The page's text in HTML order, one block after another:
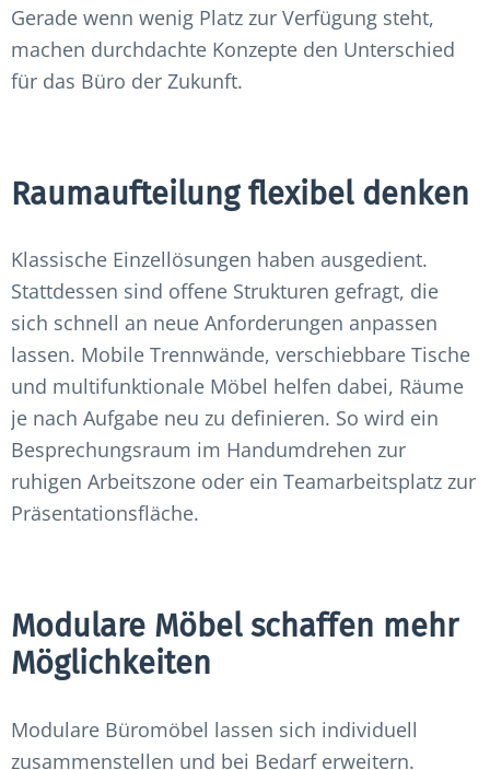
Gerade wenn wenig Platz zur Verfügung steht,
machen durchdachte Konzepte den Unterschied
für das Büro der Zukunft.
Raumaufteilung flexibel denken
Klassische Einzellösungen haben ausgedient.
Stattdessen sind offene Strukturen gefragt, die
sich schnell an neue Anforderungen anpassen
lassen. Mobile Trennwände, verschiebbare Tische
und multifunktionale Möbel helfen dabei, Räume
je nach Aufgabe neu zu definieren. So wird ein
Besprechungsraum im Handumdrehen zur
ruhigen Arbeitszone oder ein Teamarbeitsplatz zur
Präsentationsfläche.
Modulare Möbel schaffen mehr
Möglichkeiten
Modulare Büromöbel lassen sich individuell
zusammenstellen und bei Bedarf erweitern.